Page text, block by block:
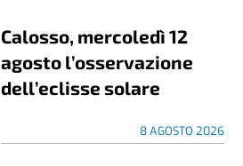
Calosso, mercoledì 12
agosto l’osservazione
dell’eclisse solare
8 AGOSTO 2026